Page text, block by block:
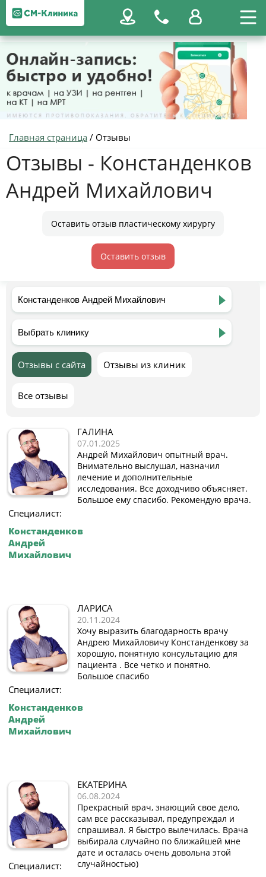
Главная страница / Отзывы
Отзывы - Констанденков
Андрей Михайлович
Оставить отзыв пластическому хирургу
Оставить отзыв
Отзывы с сайта Отзывы из клиник
Все отзывы
Специалист:
Констанденков
Андрей
Михайлович
ГАЛИНА
07.01.2025
Андрей Михайлович опытный врач.
Внимательно выслушал, назначил
лечение и дополнительные
исследования. Все доходчиво объясняет.
Большое ему спасибо. Рекомендую врача.
Специалист:
Констанденков
Андрей
Михайлович
ЛАРИСА
20.11.2024
Хочу выразить благодарность врачу
Андрею Михайловичу Констанденкову за
хорошую, понятную консультацию для
пациента . Все четко и понятно.
Большое спасибо
Специалист:
ЕКАТЕРИНА
06.08.2024
Прекрасный врач, знающий свое дело,
сам все рассказывал, предупреждал и
спрашивал. Я быстро вылечилась. Врача
выбирала случайно по ближайшей мне
дате и осталась очень довольна этой
случайностью)